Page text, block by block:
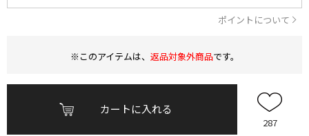
ポイントについて
※このアイテムは、 返品対象外商品です。
カートに入れる
287